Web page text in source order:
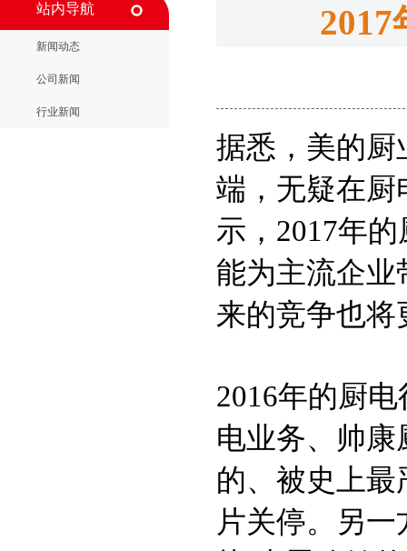
站内导航
新闻动态
公司新闻
行业新闻
据悉，美的厨
端，无疑在厨
示，2017年
能为主流企业
来的竞争也将
2016年的厨
电业务、帅
的、被史上
片关停。另